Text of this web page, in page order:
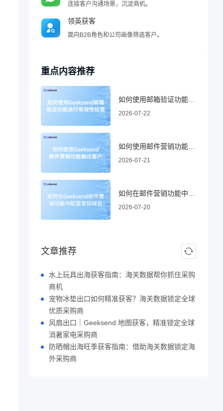
连接客户沟通场景，沉淀商机。
领英获客
面向B2B角色和公司画像筛选客户。
重点内容推荐
2026-07-22
2026-07-21
2026-07-20
文章推荐
水上玩具出海获客指南：海关数据帮你抓住采购
商机
宠物冰垫出口如何精准获客？海关数据锁定全球
优质采购商
风扇出口｜Geeksend 地图获客，精准锁定全球
消暑家电采购商
防晒帽出海旺季获客指南：借助海关数据锁定海
外采购商